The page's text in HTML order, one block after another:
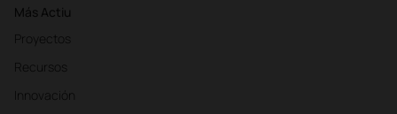
Más Actiu
Proyectos
Recursos
Innovación